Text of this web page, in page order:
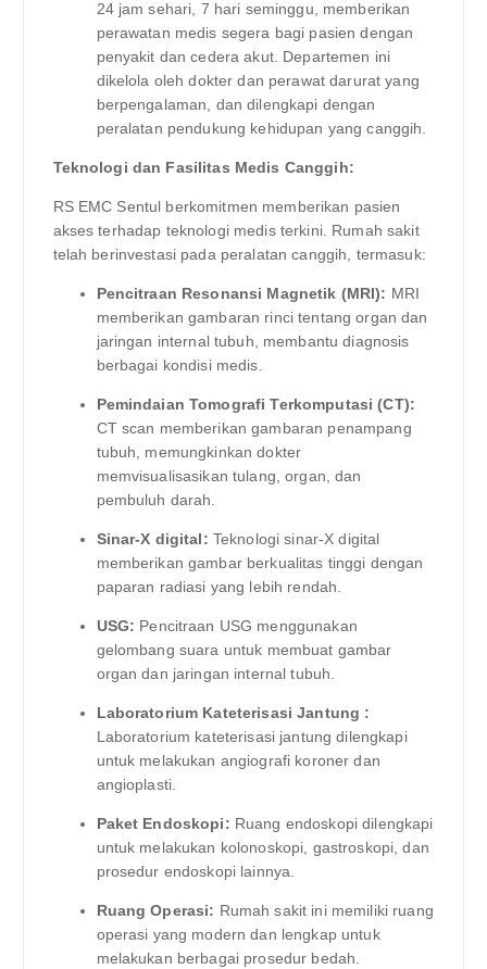
24 jam sehari, 7 hari seminggu, memberikan
perawatan medis segera bagi pasien dengan
penyakit dan cedera akut. Departemen ini
dikelola oleh dokter dan perawat darurat yang
berpengalaman, dan dilengkapi dengan
peralatan pendukung kehidupan yang canggih.
Teknologi dan Fasilitas Medis Canggih:
RS EMC Sentul berkomitmen memberikan pasien
akses terhadap teknologi medis terkini. Rumah sakit
telah berinvestasi pada peralatan canggih, termasuk:
Pencitraan Resonansi Magnetik (MRI): MRI
memberikan gambaran rinci tentang organ dan
jaringan internal tubuh, membantu diagnosis
berbagai kondisi medis.
Pemindaian Tomografi Terkomputasi (CT):
CT scan memberikan gambaran penampang
tubuh, memungkinkan dokter
memvisualisasikan tulang, organ, dan
pembuluh darah.
Sinar-X digital: Teknologi sinar-X digital
memberikan gambar berkualitas tinggi dengan
paparan radiasi yang lebih rendah.
USG: Pencitraan USG menggunakan
gelombang suara untuk membuat gambar
organ dan jaringan internal tubuh.
Laboratorium Kateterisasi Jantung :
Laboratorium kateterisasi jantung dilengkapi
untuk melakukan angiografi koroner dan
angioplasti.
Paket Endoskopi: Ruang endoskopi dilengkapi
untuk melakukan kolonoskopi, gastroskopi, dan
prosedur endoskopi lainnya.
Ruang Operasi: Rumah sakit ini memiliki ruang
operasi yang modern dan lengkap untuk
melakukan berbagai prosedur bedah.